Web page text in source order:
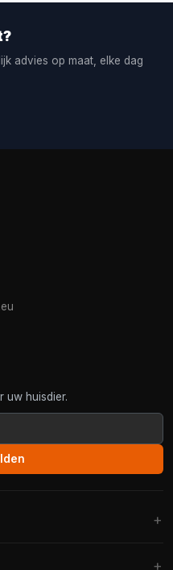
advies op maat, elke dag
uw huisdier.